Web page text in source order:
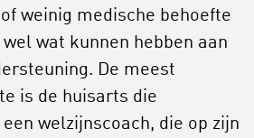
weinig medische behoefte
wat kunnen hebben aan
De meest
is de huisarts die
welzijnscoach, die op zijn